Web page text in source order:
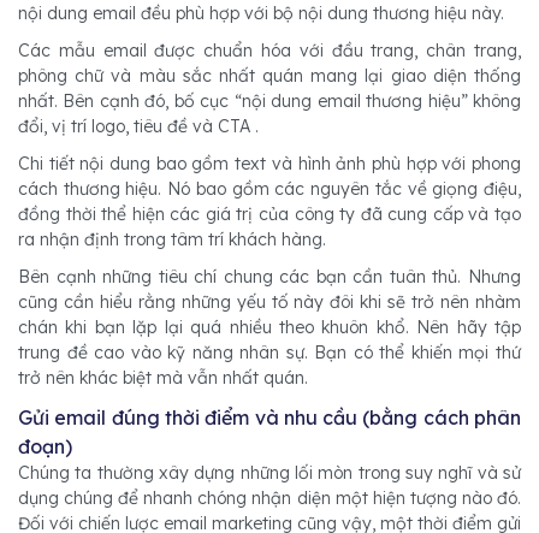
nội dung email đều phù hợp với bộ nội dung thương hiệu này.
Các mẫu email được chuẩn hóa với đầu trang, chân trang,
phông chữ và màu sắc nhất quán mang lại giao diện thống
nhất. Bên cạnh đó, bố cục “nội dung email thương hiệu” không
đổi, vị trí logo, tiêu đề và CTA .
Chi tiết nội dung bao gồm text và hình ảnh phù hợp với phong
cách thương hiệu. Nó bao gồm các nguyên tắc về giọng điệu,
đồng thời thể hiện các giá trị của công ty đã cung cấp và tạo
ra nhận định trong tâm trí khách hàng.
Bên cạnh những tiêu chí chung các bạn cần tuân thủ. Nhưng
cũng cần hiểu rằng những yếu tố này đôi khi sẽ trở nên nhàm
chán khi bạn lặp lại quá nhiều theo khuôn khổ. Nên hãy tập
trung đề cao vào kỹ năng nhân sự. Bạn có thể khiến mọi thứ
trở nên khác biệt mà vẫn nhất quán.
Gửi email đúng thời điểm và nhu cầu (bằng cách phân
đoạn)
Chúng ta thường xây dựng những lối mòn trong suy nghĩ và sử
dụng chúng để nhanh chóng nhận diện một hiện tượng nào đó.
Đối với chiến lược email marketing cũng vậy, một thời điểm gửi